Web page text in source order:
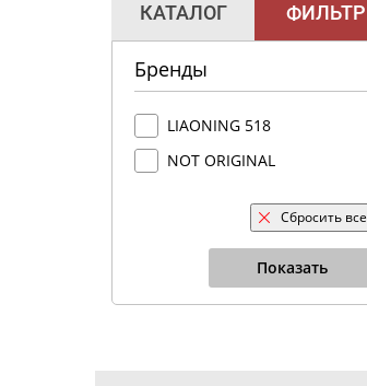
КАТАЛОГ ФИЛЬТР
Бренды
LIAONING 518
NOT ORIGINAL
Сбросить все
Показать